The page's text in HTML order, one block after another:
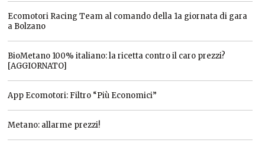
Ecomotori Racing Team al comando della 1a giornata di gara
a Bolzano
BioMetano 100% italiano: la ricetta contro il caro prezzi?
[AGGIORNATO]
App Ecomotori: Filtro “Più Economici”
Metano: allarme prezzi!